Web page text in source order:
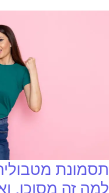
תסמונת
למה זה מסוכן,